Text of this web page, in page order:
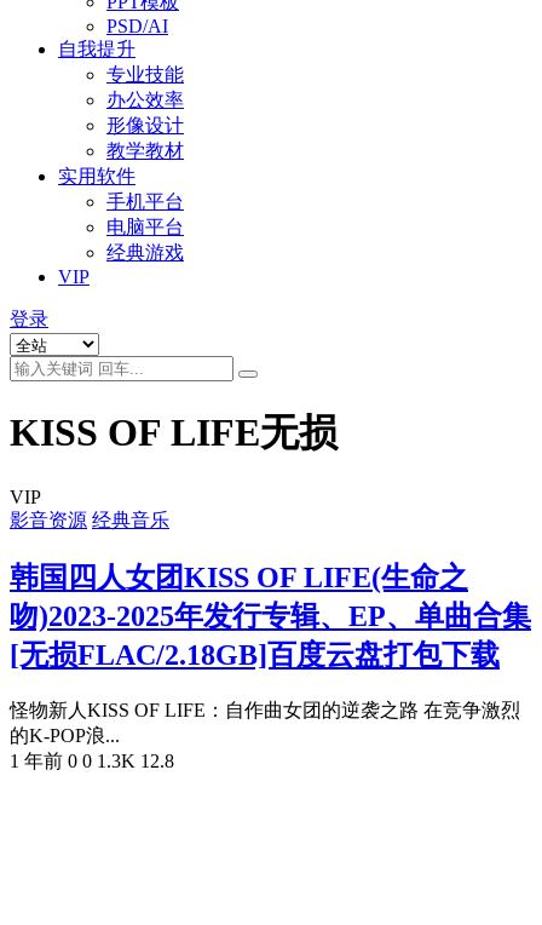
PSD/AI
自我提升
专业技能
办公效率
形像设计
教学教材
实用软件
手机平台
电脑平台
经典游戏
VIP
登录
KISS OF LIFE无损
VIP
影音资源 经典音乐
韩国四人女团KISS OF LIFE(生命之
吻)2023-2025年发行专辑、EP、单曲合集
[无损FLAC/2.18GB]百度云盘打包下载
怪物新人KISS OF LIFE：自作曲女团的逆袭之路 在竞争激烈
的K-POP浪...
1 年前 0 0 1.3K 12.8